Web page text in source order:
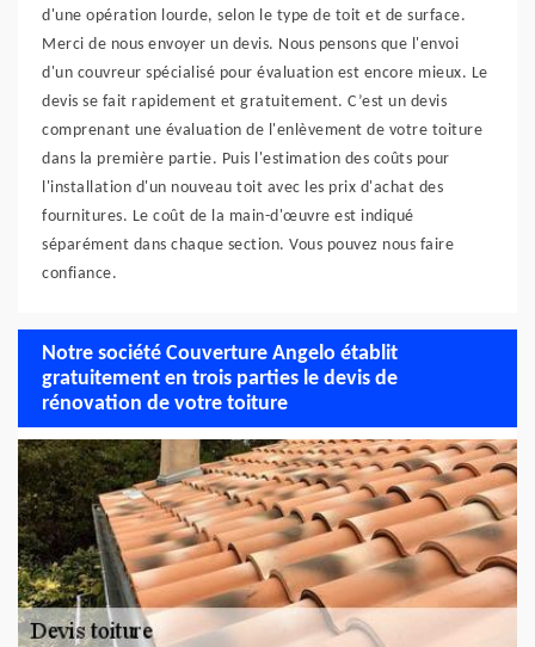
d'une opération lourde, selon le type de toit et de surface.
Merci de nous envoyer un devis. Nous pensons que l'envoi
d'un couvreur spécialisé pour évaluation est encore mieux. Le
devis se fait rapidement et gratuitement. C’est un devis
comprenant une évaluation de l'enlèvement de votre toiture
dans la première partie. Puis l'estimation des coûts pour
l'installation d'un nouveau toit avec les prix d'achat des
fournitures. Le coût de la main-d'œuvre est indiqué
séparément dans chaque section. Vous pouvez nous faire
confiance.
Notre société Couverture Angelo établit
gratuitement en trois parties le devis de
rénovation de votre toiture